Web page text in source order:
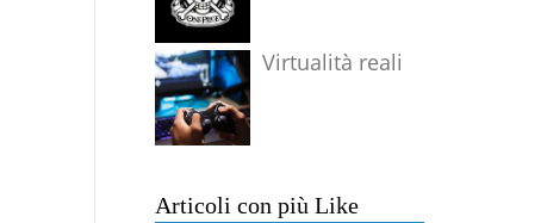
Virtualità reali
Articoli con più Like